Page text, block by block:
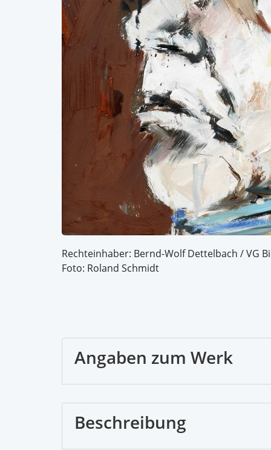
Rechteinhaber: Bernd-Wolf Dettelbach / VG
Foto: Roland Schmidt
Angaben zum Werk
Beschreibung